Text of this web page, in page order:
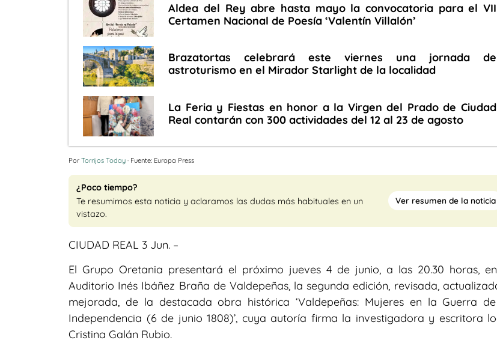
Aldea del Rey abre hasta mayo la convocatoria para el VII
Certamen Nacional de Poesía ‘Valentín Villalón’
Brazatortas celebrará este viernes una jornada de
astroturismo en el Mirador Starlight de la localidad
La Feria y Fiestas en honor a la Virgen del Prado de Ciudad
Real contarán con 300 actividades del 12 al 23 de agosto
Por Torrijos Today · Fuente: Europa Press
¿Poco tiempo?
Te resumimos esta noticia y aclaramos las dudas más habituales en un
vistazo.
Ver resumen de la noticia
CIUDAD REAL 3 Jun. –
El Grupo Oretania presentará el próximo jueves 4 de junio, a las 20.30 horas,
Auditorio Inés Ibáñez Braña de Valdepeñas, la segunda edición, revisada,
mejorada, de la destacada obra histórica ‘Valdepeñas: Mujeres en la Guerra
Independencia (6 de junio 1808)’, cuya autoría firma la investigadora y escritora
Cristina Galán Rubio.